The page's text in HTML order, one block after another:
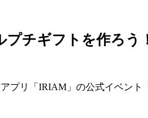
チギフトを作ろう
プリ「IRIAM」の公式イベント